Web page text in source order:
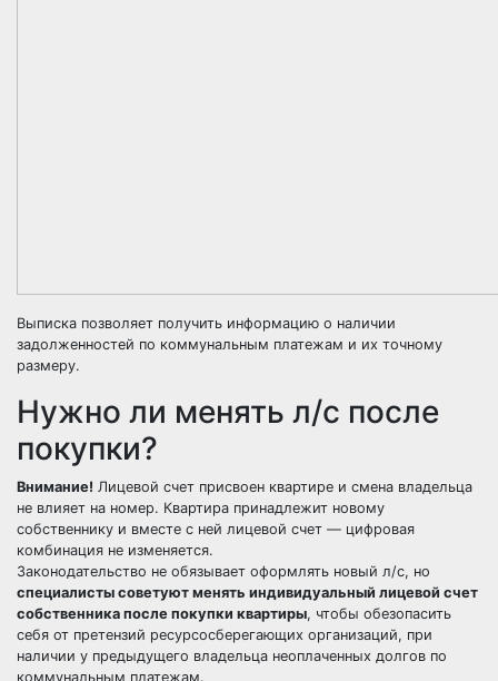
Выписка позволяет получить информацию о наличии
задолженностей по коммунальным платежам и их точному
размеру.
Нужно ли менять л/c после
покупки?
Внимание! Лицевой счет присвоен квартире и смена владельца
не влияет на номер. Квартира принадлежит новому
собственнику и вместе с ней лицевой счет — цифровая
комбинация не изменяется.
Законодательство не обязывает оформлять новый л/c, но
специалисты советуют менять индивидуальный лицевой счет
собственника после покупки квартиры, чтобы обезопасить
себя от претензий ресурсосберегающих организаций, при
наличии у предыдущего владельца неоплаченных долгов по
коммунальным платежам.